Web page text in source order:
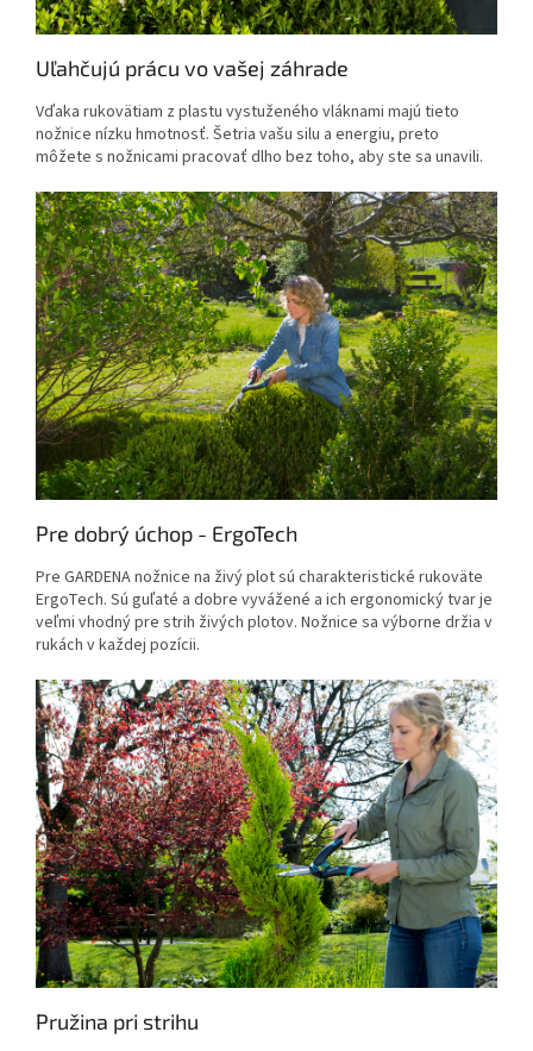
Uľahčujú prácu vo vašej záhrade
Vďaka rukovätiam z plastu vystuženého vláknami majú tieto
nožnice nízku hmotnosť. Šetria vašu silu a energiu, preto
môžete s nožnicami pracovať dlho bez toho, aby ste sa unavili.
Pre dobrý úchop - ErgoTech
Pre GARDENA nožnice na živý plot sú charakteristické rukoväte
ErgoTech. Sú guľaté a dobre vyvážené a ich ergonomický tvar je
veľmi vhodný pre strih živých plotov. Nožnice sa výborne držia v
rukách v každej pozícii.
Pružina pri strihu